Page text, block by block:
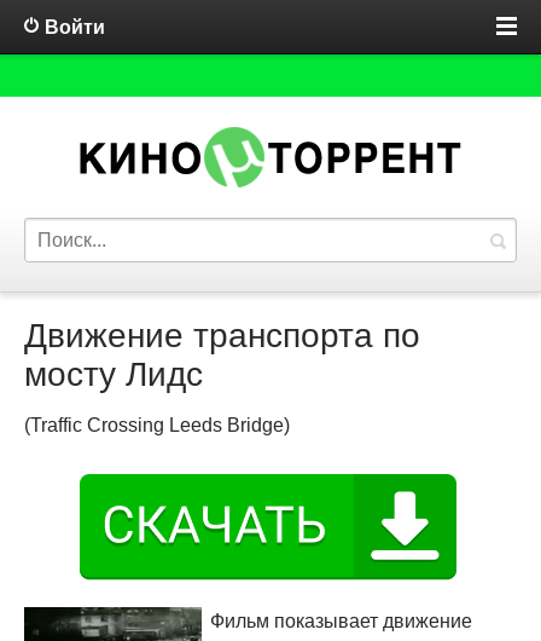
Войти
Движение транспорта по
мосту Лидс
(Traffic Crossing Leeds Bridge)
Фильм показывает движение